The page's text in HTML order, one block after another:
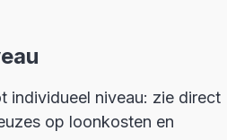
individueel niveau: zie direct
op loonkosten en